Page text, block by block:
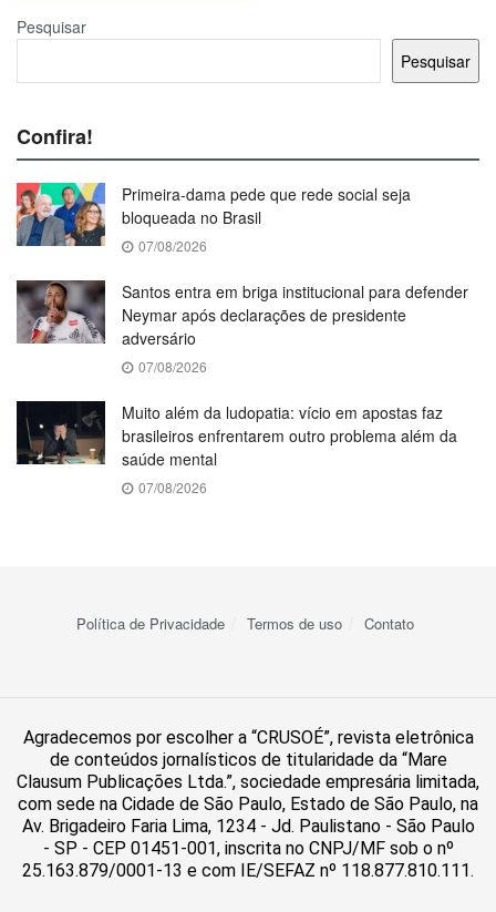
Pesquisar
Pesquisar
Confira!
Primeira-dama pede que rede social seja
bloqueada no Brasil
07/08/2026
Santos entra em briga institucional para defender
Neymar após declarações de presidente
adversário
07/08/2026
Muito além da ludopatia: vício em apostas faz
brasileiros enfrentarem outro problema além da
saúde mental
07/08/2026
Política de Privacidade Termos de uso Contato
Agradecemos por escolher a “CRUSOÉ”, revista eletrônica
de conteúdos jornalísticos de titularidade da “Mare
Clausum Publicações Ltda.”, sociedade empresária limitada,
com sede na Cidade de São Paulo, Estado de São Paulo, na
Av. Brigadeiro Faria Lima, 1234 - Jd. Paulistano - São Paulo
- SP - CEP 01451-001, inscrita no CNPJ/MF sob o nº
25.163.879/0001-13 e com IE/SEFAZ nº 118.877.810.111.